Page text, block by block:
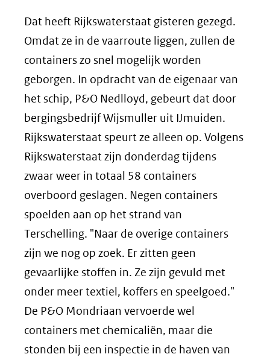
Dat heeft Rijkswaterstaat gisteren gezegd.
Omdat ze in de vaarroute liggen, zullen de
containers zo snel mogelijk worden
geborgen. In opdracht van de eigenaar van
het schip, P&O Nedlloyd, gebeurt dat door
bergingsbedrijf Wijsmuller uit IJmuiden.
Rijkswaterstaat speurt ze alleen op. Volgens
Rijkswaterstaat zijn donderdag tijdens
zwaar weer in totaal 58 containers
overboord geslagen. Negen containers
spoelden aan op het strand van
Terschelling. "Naar de overige containers
zijn we nog op zoek. Er zitten geen
gevaarlijke stoffen in. Ze zijn gevuld met
onder meer textiel, koffers en speelgoed."
De P&O Mondriaan vervoerde wel
containers met chemicaliën, maar die
stonden bij een inspectie in de haven van